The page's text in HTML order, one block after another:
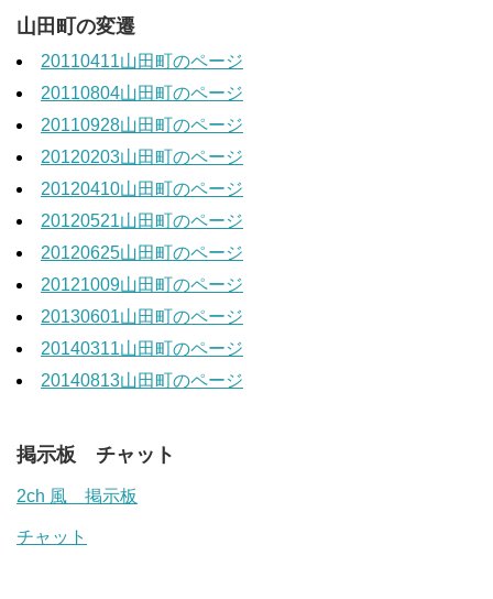
山田町の変遷
20110411山田町のページ
20110804山田町のページ
20110928山田町のページ
20120203山田町のページ
20120410山田町のページ
20120521山田町のページ
20120625山田町のページ
20121009山田町のページ
20130601山田町のページ
20140311山田町のページ
20140813山田町のページ
掲示板 チャット
2ch 風 掲示板
チャット